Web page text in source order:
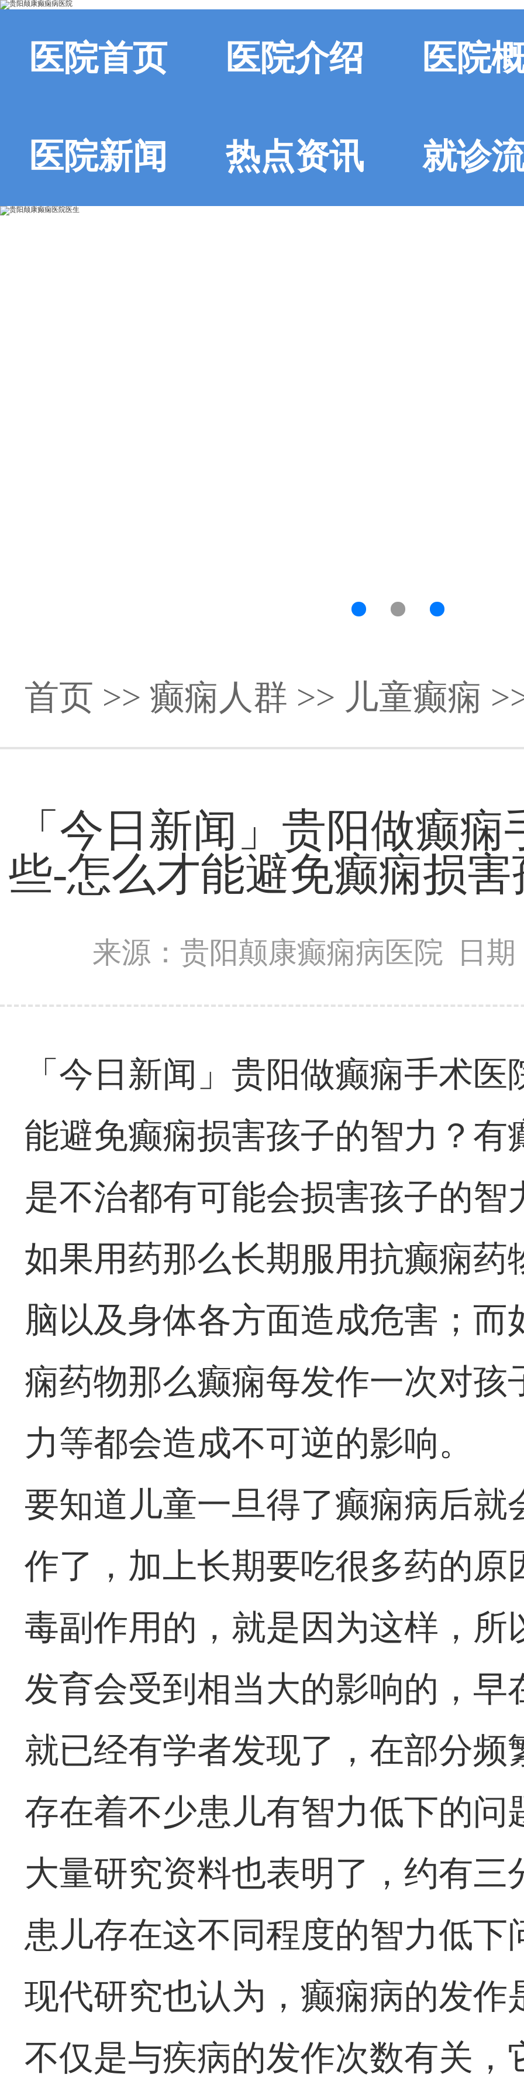
医院首页 医院介绍 医院
医院新闻 热点资讯 就诊
首页 >> 癫痫人群 >> 儿童癫痫
「今日新闻」贵阳做癫
些-怎么才能避免癫痫损
来源：贵阳颠康癫痫病医院 日
「今日新闻」贵阳做癫痫手术
能避免癫痫损害孩子的智力？有
是不治都有可能会损害孩子的智
如果用药那么长期服用抗癫痫药
脑以及身体各方面造成危害；而
痫药物那么癫痫每发作一次对孩
力等都会造成不可逆的影响。
要知道儿童一旦得了癫痫病后就
作了，加上长期要吃很多药的原
毒副作用的，就是因为这样，所
发育会受到相当大的影响的，早
就已经有学者发现了，在部分频
存在着不少患儿有智力低下的问
大量研究资料也表明了，约有三
患儿存在这不同程度的智力低下
现代研究也认为，癫痫病的发作
不仅是与疾病的发作次数有关，